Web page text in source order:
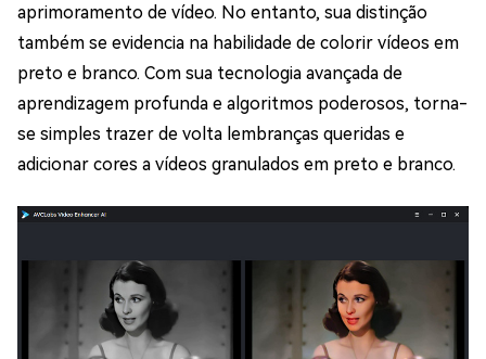
aprimoramento de vídeo. No entanto, sua distinção
também se evidencia na habilidade de colorir vídeos em
preto e branco. Com sua tecnologia avançada de
aprendizagem profunda e algoritmos poderosos, torna-
se simples trazer de volta lembranças queridas e
adicionar cores a vídeos granulados em preto e branco.